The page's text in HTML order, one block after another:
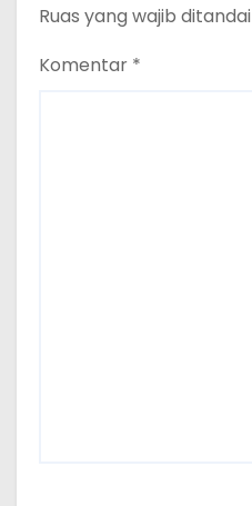
Ruas yang wajib ditandai
Komentar *